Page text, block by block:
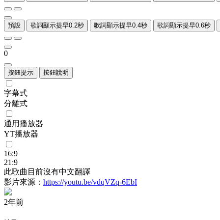
預設 歌詞顯示提早0.2秒 歌詞顯示提早0.4秒 歌詞顯示提早0.6秒
0
按鈕提示 按鈕說明
字幕式
分離式
通用播放器
YT播放器
16:9
21:9
此歌曲目前沒有中文翻譯
影片來源： https://youtu.be/vdqVZq-6EbI
2年前